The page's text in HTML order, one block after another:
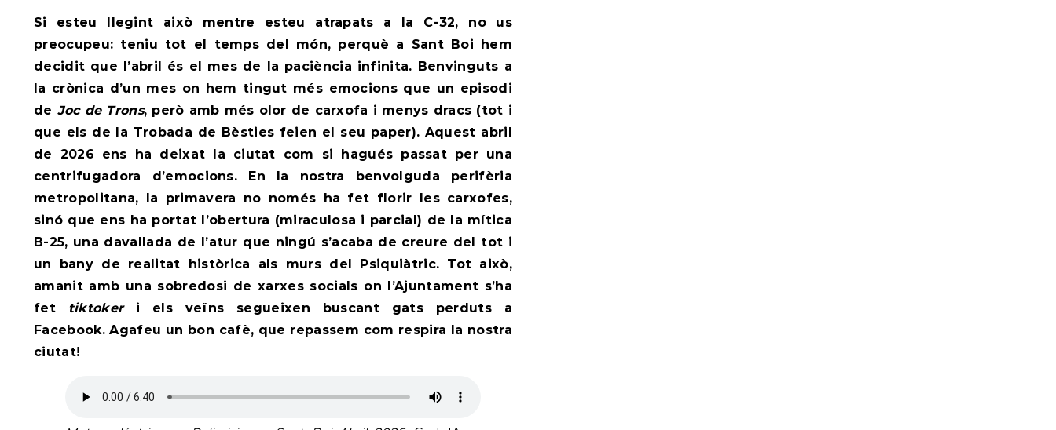
Si esteu llegint això mentre esteu atrapats a la C-32, no us
preocupeu: teniu tot el temps del món, perquè a Sant Boi hem
decidit que l’abril és el mes de la paciència infinita. Benvinguts a
la crònica d’un mes on hem tingut més emocions que un episodi
de Joc de Trons, però amb més olor de carxofa i menys dracs (tot i
que els de la Trobada de Bèsties feien el seu paper). Aquest abril
de 2026 ens ha deixat la ciutat com si hagués passat per una
centrifugadora d’emocions. En la nostra benvolguda perifèria
metropolitana, la primavera no només ha fet florir les carxofes,
sinó que ens ha portat l’obertura (miraculosa i parcial) de la mítica
B-25, una davallada de l’atur que ningú s’acaba de creure del tot i
un bany de realitat històrica als murs del Psiquiàtric. Tot això,
amanit amb una sobredosi de xarxes socials on l’Ajuntament s’ha
fet tiktokeri els veïns segueixen buscant gats perduts a
Facebook. Agafeu un bon cafè, que repassem com respira la nostra
ciutat!